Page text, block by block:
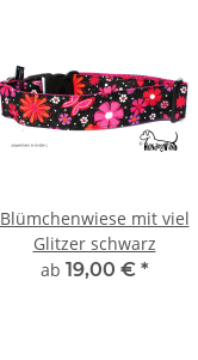
Blümchenwiese mit viel
Glitzer schwarz
ab 19,00 € *